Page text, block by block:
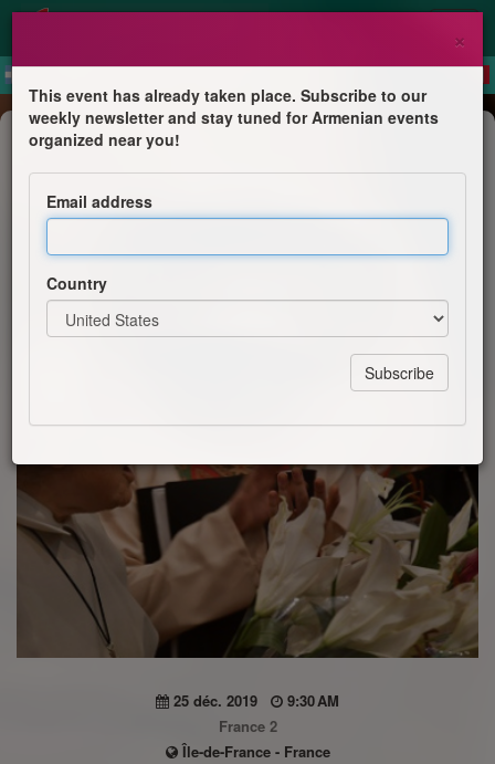
TV show
France 2 : Concert de Noël avec le
chœur Notre-Dame d’Arménie
25 déc. 2019
9:30 AM
France 2
Île-de-France - France
×
This event has already taken place. Subscribe to our
weekly newsletter and stay tuned for Armenian events
organized near you!
Email address
Country